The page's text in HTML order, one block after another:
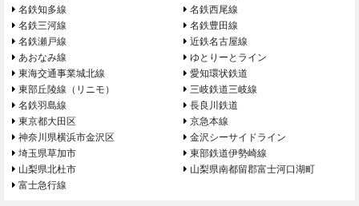
名鉄知多線
名鉄西尾線
名鉄三河線
名鉄豊田線
名鉄瀬戸線
近鉄名古屋線
あおなみ線
ゆとりーとライン
東海交通事業城北線
愛知環状鉄道
東部丘陵線（リニモ）
三岐鉄道三岐線
名鉄羽島線
長良川鉄道
東京都大田区
京急本線
神奈川県横浜市金沢区
金沢シーサイドライン
埼玉県草加市
東部鉄道伊勢崎線
山梨県北杜市
山梨県南都留郡富士河口湖町
富士急行線